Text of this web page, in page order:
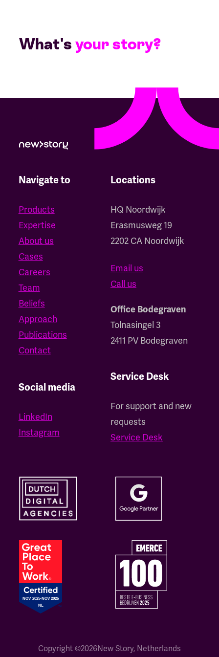
What's your story?
Navigate to
Products
Expertise
About us
Cases
Careers
Team
Beliefs
Approach
Publications
Contact
Social media
LinkedIn
Instagram
Service Desk
For support and new
requests
Service Desk
Locations
HQ Noordwijk
‍Erasmusweg 19
2202 CA Noordwijk
Email us
Call us
Office Bodegraven
Tolnasingel 3
2411 PV Bodegraven
Copyright ©2026New Story, Netherlands